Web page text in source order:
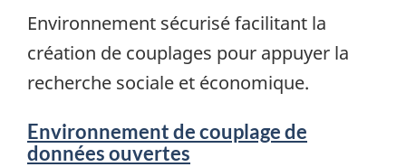
Environnement sécurisé facilitant la
création de couplages pour appuyer la
recherche sociale et économique.
Environnement de couplage de
données ouvertes